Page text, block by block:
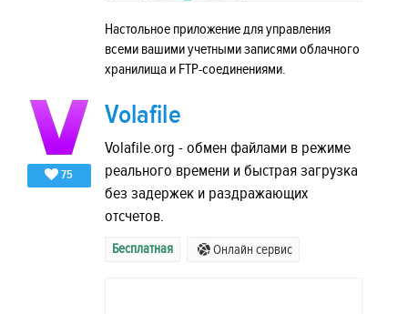
Настольное приложение для управления
всеми вашими учетными записями облачного
хранилища и FTP-соединениями.
75
Volafile
Volafile.org - обмен файлами в режиме
реального времени и быстрая загрузка
без задержек и раздражающих
отсчетов.
Бесплатная Онлайн сервис